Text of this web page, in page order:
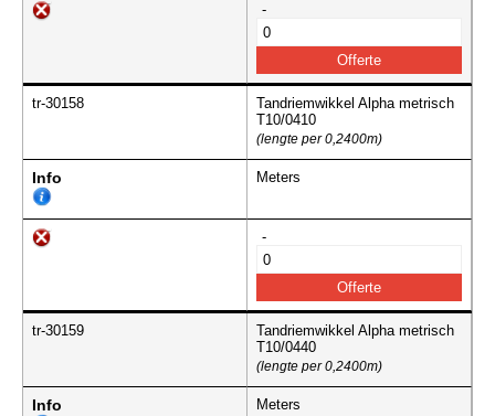
-
tr-30158
Tandriemwikkel Alpha metrisch
T10/0410
(lengte per 0,2400m)
Info Meters
-
tr-30159
Tandriemwikkel Alpha metrisch
T10/0440
(lengte per 0,2400m)
Info Meters